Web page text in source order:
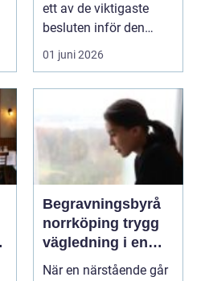
ett av de viktigaste
besluten inför den
stora dagen. G...
01 juni 2026
Begravningsbyrå
norrköping trygg
vägledning i en
svår tid
När en närstående går